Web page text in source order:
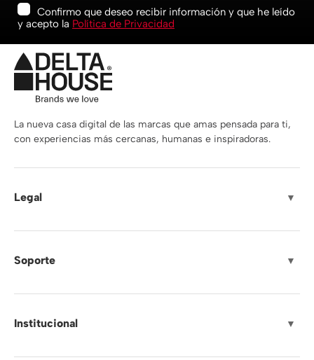
Confirmo que deseo recibir información y que he leído
y acepto la Política de Privacidad
La nueva casa digital de las marcas que amas pensada para ti,
con experiencias más cercanas, humanas e inspiradoras.
Legal ▼
Soporte ▼
Institucional ▼